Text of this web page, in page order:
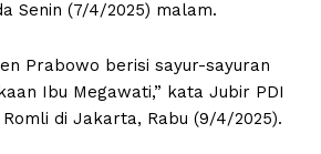
Senin (7/4/2025) malam.
Prabowo berisi sayur-sayuran
Ibu Megawati,” kata Jubir PDI
di Jakarta, Rabu (9/4/2025).